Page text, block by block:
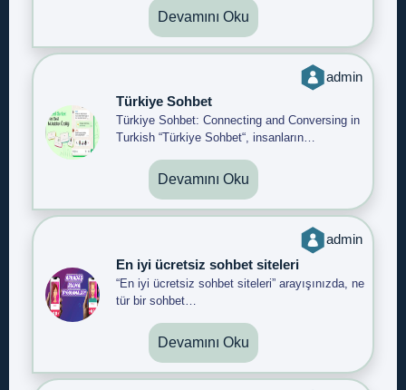
Devamını Oku
admin
Türkiye Sohbet
Türkiye Sohbet: Connecting and Conversing in
Turkish “Türkiye Sohbet“, insanların…
Devamını Oku
admin
En iyi ücretsiz sohbet siteleri
“En iyi ücretsiz sohbet siteleri” arayışınızda, ne
tür bir sohbet…
Devamını Oku